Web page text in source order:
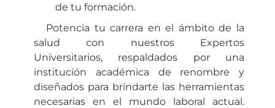
de tu formación.
Potencia tu carrera en el ámbito de la
salud con nuestros Expertos
Universitarios, respaldados por una
institución académica de renombre y
diseñados para brindarte las herramientas
necesarias en el mundo laboral actual.